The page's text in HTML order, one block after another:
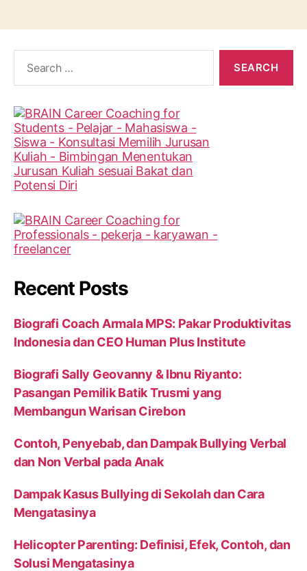
Recent Posts
Biografi Coach Armala MPS: Pakar Produktivitas
Indonesia dan CEO Human Plus Institute
Biografi Sally Geovanny & Ibnu Riyanto:
Pasangan Pemilik Batik Trusmi yang
Membangun Warisan Cirebon
Contoh, Penyebab, dan Dampak Bullying Verbal
dan Non Verbal pada Anak
Dampak Kasus Bullying di Sekolah dan Cara
Mengatasinya
Helicopter Parenting: Definisi, Efek, Contoh, dan
Solusi Mengatasinya